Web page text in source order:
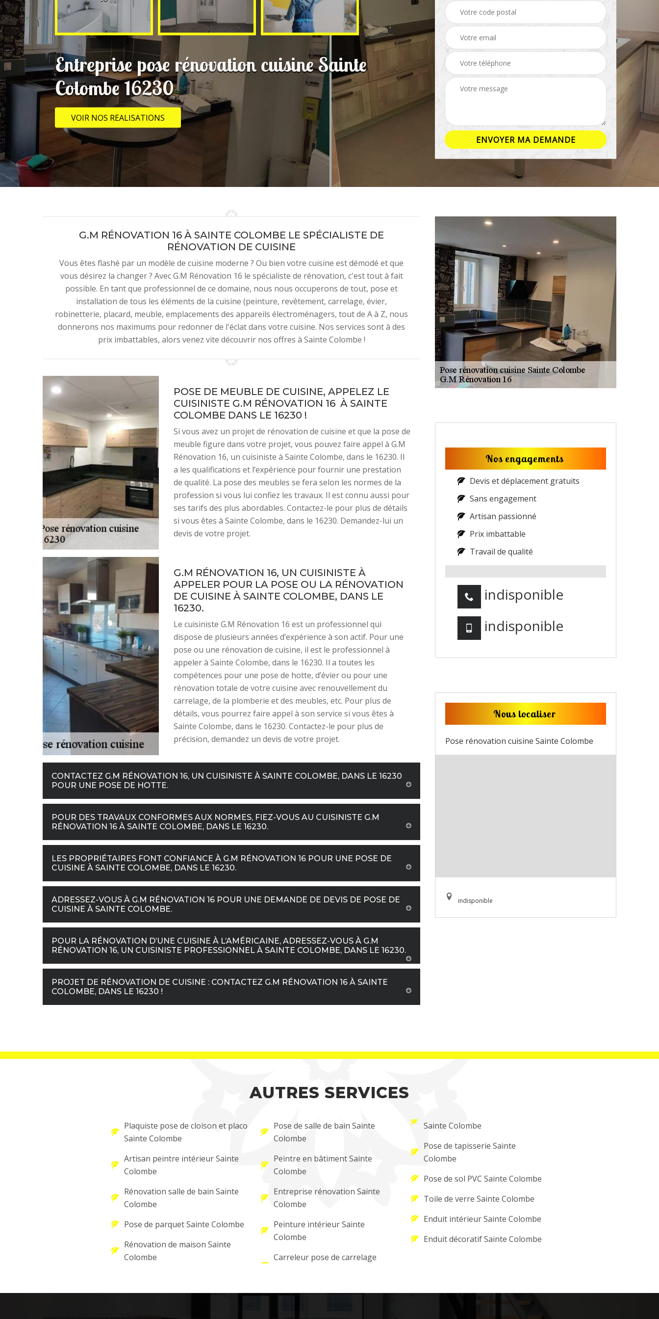
Entreprise pose rénovation cuisine Sainte
Colombe 16230
VOIR NOS REALISATIONS
G.M RÉNOVATION 16 À SAINTE COLOMBE LE SPÉCIALISTE DE
RÉNOVATION DE CUISINE
Vous êtes flashé par un modèle de cuisine moderne ? Ou bien votre cuisine est démodé et que
vous désirez la changer ? Avec G.M Rénovation 16 le spécialiste de rénovation, c'est tout à fait
possible. En tant que professionnel de ce domaine, nous nous occuperons de tout, pose et
installation de tous les éléments de la cuisine (peinture, revêtement, carrelage, évier,
robinetterie, placard, meuble, emplacements des appareils électroménagers, tout de A à Z, nous
donnerons nos maximums pour redonner de l'éclat dans votre cuisine. Nos services sont à des
prix imbattables, alors venez vite découvrir nos offres à Sainte Colombe !
POSE DE MEUBLE DE CUISINE, APPELEZ LE
CUISINISTE G.M RÉNOVATION 16 À SAINTE
COLOMBE DANS LE 16230 !
Si vous avez un projet de rénovation de cuisine et que la pose de
meuble figure dans votre projet, vous pouvez faire appel à G.M
Rénovation 16, un cuisiniste à Sainte Colombe, dans le 16230. Il
a les qualifications et l’expérience pour fournir une prestation
de qualité. La pose des meubles se fera selon les normes de la
profession si vous lui confiez les travaux. Il est connu aussi pour
ses tarifs des plus abordables. Contactez-le pour plus de détails
si vous êtes à Sainte Colombe, dans le 16230. Demandez-lui un
devis de votre projet.
G.M RÉNOVATION 16, UN CUISINISTE À
APPELER POUR LA POSE OU LA RÉNOVATION
DE CUISINE À SAINTE COLOMBE, DANS LE
16230.
Le cuisiniste G.M Rénovation 16 est un professionnel qui
dispose de plusieurs années d’expérience à son actif. Pour une
pose ou une rénovation de cuisine, il est le professionnel à
appeler à Sainte Colombe, dans le 16230. Il a toutes les
compétences pour une pose de hotte, d’évier ou pour une
rénovation totale de votre cuisine avec renouvellement du
carrelage, de la plomberie et des meubles, etc. Pour plus de
détails, vous pourrez faire appel à son service si vous êtes à
Sainte Colombe, dans le 16230. Contactez-le pour plus de
précision, demandez un devis de votre projet.
CONTACTEZ G.M RÉNOVATION 16, UN CUISINISTE À SAINTE COLOMBE, DANS LE 16230
POUR UNE POSE DE HOTTE.
POUR DES TRAVAUX CONFORMES AUX NORMES, FIEZ-VOUS AU CUISINISTE G.M
RÉNOVATION 16 À SAINTE COLOMBE, DANS LE 16230.
LES PROPRIÉTAIRES FONT CONFIANCE À G.M RÉNOVATION 16 POUR UNE POSE DE
CUISINE À SAINTE COLOMBE, DANS LE 16230.
ADRESSEZ-VOUS À G.M RÉNOVATION 16 POUR UNE DEMANDE DE DEVIS DE POSE DE
CUISINE À SAINTE COLOMBE.
POUR LA RÉNOVATION D’UNE CUISINE À L’AMÉRICAINE, ADRESSEZ-VOUS À G.M
RÉNOVATION 16, UN CUISINISTE PROFESSIONNEL À SAINTE COLOMBE, DANS LE 16230.
PROJET DE RÉNOVATION DE CUISINE : CONTACTEZ G.M RÉNOVATION 16 À SAINTE
COLOMBE, DANS LE 16230 !
Nos engagements
Devis et déplacement gratuits
Sans engagement
Artisan passionné
Prix imbattable
Travail de qualité
indisponible
indisponible
Nous localiser
Pose rénovation cuisine Sainte Colombe
indisponible
AUTRES SERVICES
Plaquiste pose de cloison et placo
Sainte Colombe
Artisan peintre intérieur Sainte
Colombe
Rénovation salle de bain Sainte
Colombe
Pose de parquet Sainte Colombe
Rénovation de maison Sainte
Colombe
Pose de salle de bain Sainte
Colombe
Peintre en bâtiment Sainte
Colombe
Entreprise rénovation Sainte
Colombe
Peinture intérieur Sainte
Colombe
Carreleur pose de carrelage
Sainte Colombe
Pose de tapisserie Sainte
Colombe
Pose de sol PVC Sainte Colombe
Toile de verre Sainte Colombe
Enduit intérieur Sainte Colombe
Enduit décoratif Sainte Colombe